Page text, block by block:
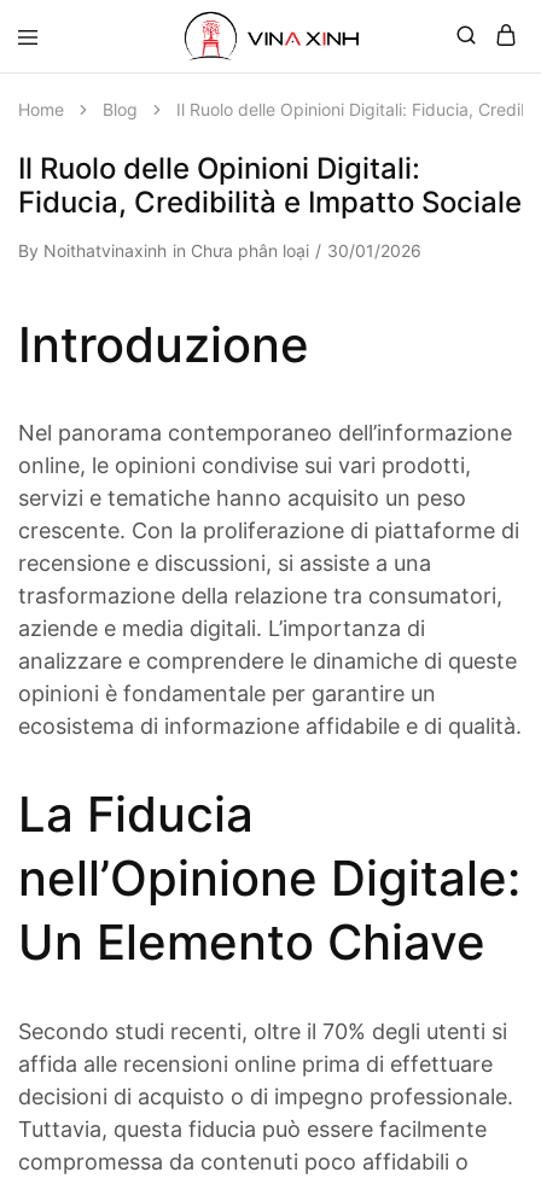
Home Blog Il Ruolo delle Opinioni Digitali: Fiducia,
Il Ruolo delle Opinioni Digitali:
Fiducia, Credibilità e Impatto Sociale
By Noithatvinaxinh in Chưa phân loại 30/01/2026
Introduzione
Nel panorama contemporaneo dell’informazione
online, le opinioni condivise sui vari prodotti,
servizi e tematiche hanno acquisito un peso
crescente. Con la proliferazione di piattaforme di
recensione e discussioni, si assiste a una
trasformazione della relazione tra consumatori,
aziende e media digitali. L’importanza di
analizzare e comprendere le dinamiche di queste
opinioni è fondamentale per garantire un
ecosistema di informazione affidabile e di qualità.
La Fiducia
nell’Opinione Digitale:
Un Elemento Chiave
Secondo studi recenti, oltre il 70% degli utenti si
affida alle recensioni online prima di effettuare
decisioni di acquisto o di impegno professionale.
Tuttavia, questa fiducia può essere facilmente
compromessa da contenuti poco affidabili o